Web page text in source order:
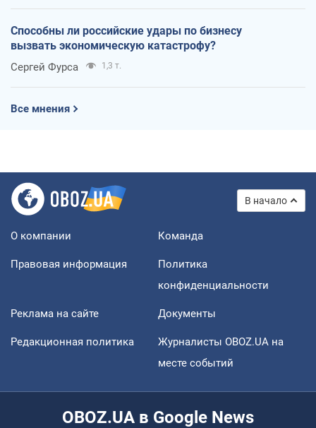
Способны ли российские удары по бизнесу
вызвать экономическую катастрофу?
Сергей Фурса 1,3 т.
Все мнения
В начало
О компании Команда
Правовая информация
Политика
конфиденциальности
Реклама на сайте Документы
Редакционная политика
Журналисты OBOZ.UA на
месте событий
OBOZ.UA в Google News